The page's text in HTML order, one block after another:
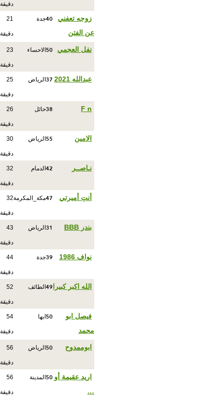
دقيقة
زوجه تعفني
عن الفتن
40جدة 21
دقيقة
نفل العجمي 50 الاحساء 23
دقيقة
عبدالله 2021 37 الرياض 25
دقيقة
F n
38حائل 26
دقيقة
الامين 55 الرياض 30
دقيقة
نـاصــر 42 الدمام 32
دقيقة
أنتِ أميرتي 47مكة_المكرمة32
دقيقة
بندر BBB 31 الرياض 43
دقيقة
نواف 1986 39جدة 44
دقيقة
الله اكبر كبيرا 49 الطائف 52
دقيقة
فيصل ابو
محمد
50 ابها 54
دقيقة
ابوممدوح 50 الرياض 56
دقيقة
اريد عقيمة أو
…
50 المدينة 56
دقيقة